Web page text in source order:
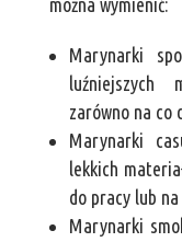
można wymienić:
Marynarki
luźniejszych
zarówno na co
Marynarki
lekkich
do pracy lub
Marynarki